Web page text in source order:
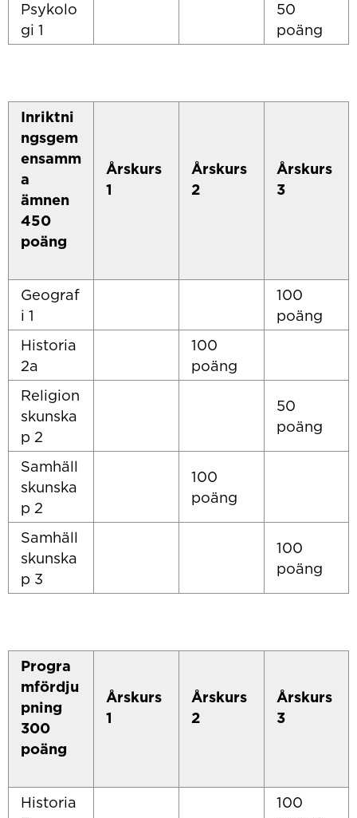
Psykolo
gi 1
50
poäng
Inriktni
ngsgem
ensamm
a
ämnen
450
poäng
Årskurs
1
Årskurs
2
Årskurs
3
Geograf
i 1
100
poäng
Historia
2a
100
poäng
Religion
skunska
p 2
50
poäng
Samhäll
skunska
p 2
100
poäng
Samhäll
skunska
p 3
100
poäng
Progra
mfördju
pning
300
poäng
Årskurs
1
Årskurs
2
Årskurs
3
Historia
100